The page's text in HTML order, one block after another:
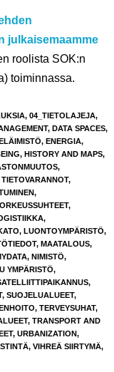
julkaisemaamme
roolista SOK:n
toiminnassa.
, 04_TIETOLAJEJA,
, DATA SPACES,
, ENERGIA,
, HISTORY AND MAPS,
,
,
,
,
,
, LUONTOYMPÄRISTÖ,
, MAATALOUS,
, NIMISTÖ,
YMPÄRISTÖ,
,
, SUOJELUALUEET,
, TERVEYSUHAT,
, TRANSPORT AND
, URBANIZATION,
, VIHREÄ SIIRTYMÄ,